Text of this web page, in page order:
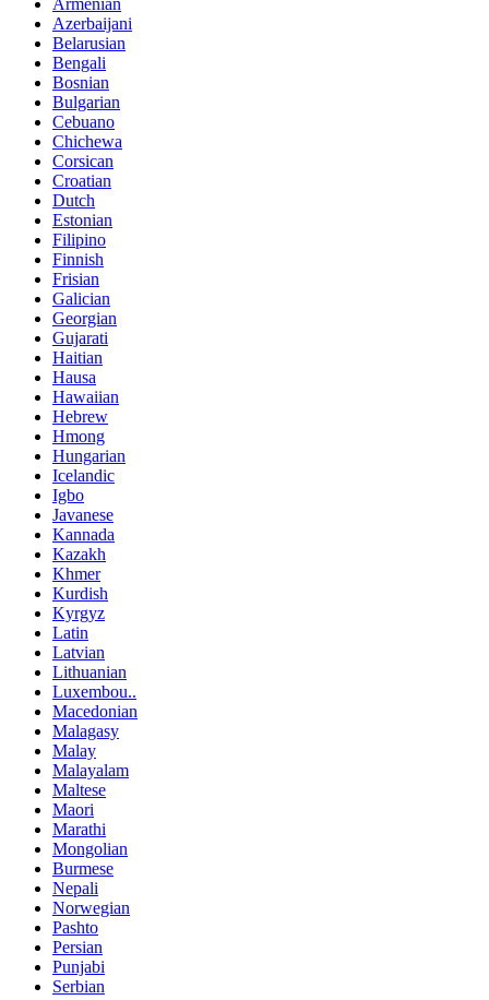
Azerbaijani
Belarusian
Bengali
Bosnian
Bulgarian
Cebuano
Chichewa
Corsican
Croatian
Dutch
Estonian
Filipino
Finnish
Frisian
Galician
Georgian
Gujarati
Haitian
Hausa
Hawaiian
Hebrew
Hmong
Hungarian
Icelandic
Igbo
Javanese
Kannada
Kazakh
Khmer
Kurdish
Kyrgyz
Latin
Latvian
Lithuanian
Luxembou..
Macedonian
Malagasy
Malay
Malayalam
Maltese
Maori
Marathi
Mongolian
Burmese
Nepali
Norwegian
Pashto
Persian
Punjabi
Serbian